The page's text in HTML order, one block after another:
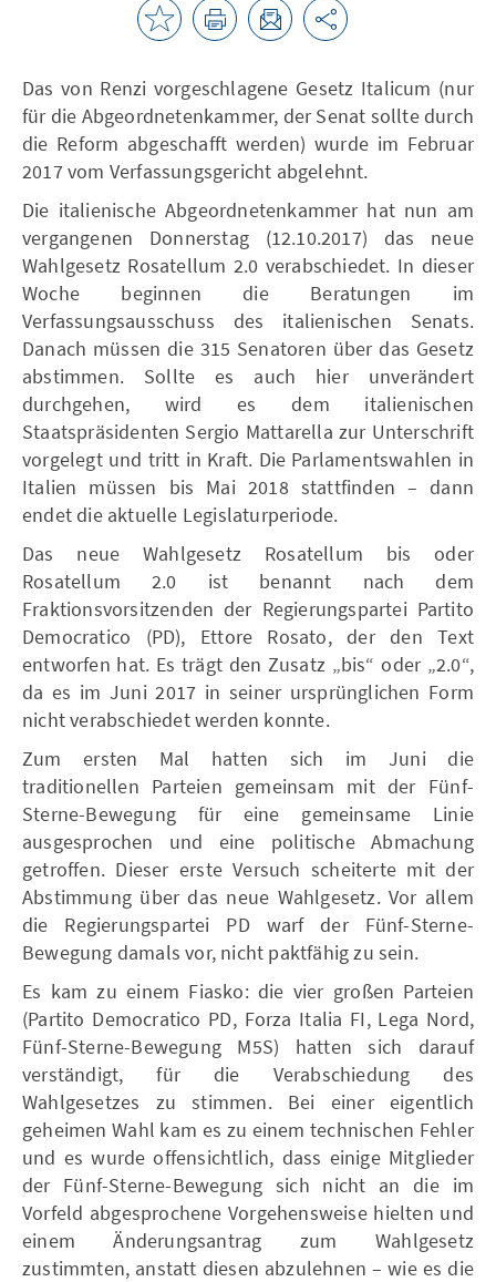
Das von Renzi vorgeschlagene Gesetz Italicum (nur
für die Abgeordnetenkammer, der Senat sollte durch
die Reform abgeschafft werden) wurde im Februar
2017 vom Verfassungsgericht abgelehnt.
Die italienische Abgeordnetenkammer hat nun am
vergangenen Donnerstag (12.10.2017) das neue
Wahlgesetz Rosatellum 2.0 verabschiedet. In dieser
Woche beginnen die Beratungen im
Verfassungsausschuss des italienischen Senats.
Danach müssen die 315 Senatoren über das Gesetz
abstimmen. Sollte es auch hier unverändert
durchgehen, wird es dem italienischen
Staatspräsidenten Sergio Mattarella zur Unterschrift
vorgelegt und tritt in Kraft. Die Parlamentswahlen in
Italien müssen bis Mai 2018 stattfinden – dann
endet die aktuelle Legislaturperiode.
Das neue Wahlgesetz Rosatellum bis oder
Rosatellum 2.0 ist benannt nach dem
Fraktionsvorsitzenden der Regierungspartei Partito
Democratico (PD), Ettore Rosato, der den Text
entworfen hat. Es trägt den Zusatz „bis“ oder „2.0“,
da es im Juni 2017 in seiner ursprünglichen Form
nicht verabschiedet werden konnte.
Zum ersten Mal hatten sich im Juni die
traditionellen Parteien gemeinsam mit der Fünf-
Sterne-Bewegung für eine gemeinsame Linie
ausgesprochen und eine politische Abmachung
getroffen. Dieser erste Versuch scheiterte mit der
Abstimmung über das neue Wahlgesetz. Vor allem
die Regierungspartei PD warf der Fünf-Sterne-
Bewegung damals vor, nicht paktfähig zu sein.
Es kam zu einem Fiasko: die vier großen Parteien
(Partito Democratico PD, Forza Italia FI, Lega Nord,
Fünf-Sterne-Bewegung M5S) hatten sich darauf
verständigt, für die Verabschiedung des
Wahlgesetzes zu stimmen. Bei einer eigentlich
geheimen Wahl kam es zu einem technischen Fehler
und es wurde offensichtlich, dass einige Mitglieder
der Fünf-Sterne-Bewegung sich nicht an die im
Vorfeld abgesprochene Vorgehensweise hielten und
einem Änderungsantrag zum Wahlgesetz
zustimmten, anstatt diesen abzulehnen – wie es die